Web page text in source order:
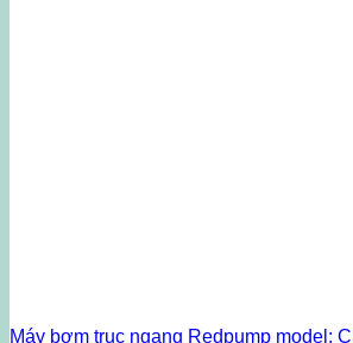
Máy bơm trục ngang Redpump model: